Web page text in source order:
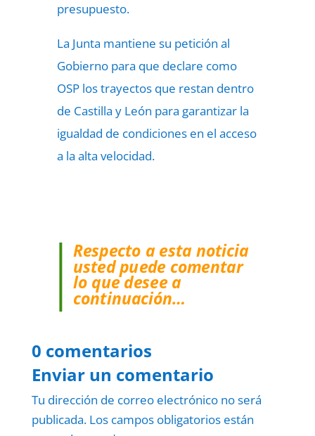
presupuesto.
La Junta mantiene su petición al
Gobierno para que declare como
OSP los trayectos que restan dentro
de Castilla y León para garantizar la
igualdad de condiciones en el acceso
a la alta velocidad.
Respecto a esta noticia
usted puede comentar
lo que desee a
continuación…
0 comentarios
Enviar un comentario
Tu dirección de correo electrónico no será
publicada. Los campos obligatorios están